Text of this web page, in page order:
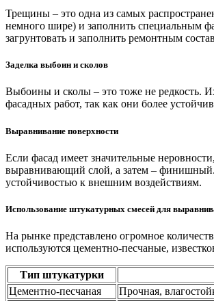
Трещины – это одна из самых
немного шире) и заполнить специальным
загрунтовать и заполнить ремонтным
Заделка выбоин и сколов
Выбоины и сколы – это тоже не редкость.
фасадных работ, так как они более
Выравнивание поверхности
Если фасад имеет значительные
выравнивающий слой, а затем – финишный.
устойчивостью к внешним воздействиям.
Использование штукатурных смесей для
На рынке представлено огромное
используются цементно-песчаные,
Тип штукатурки
Цементно-песчаная
Прочная,